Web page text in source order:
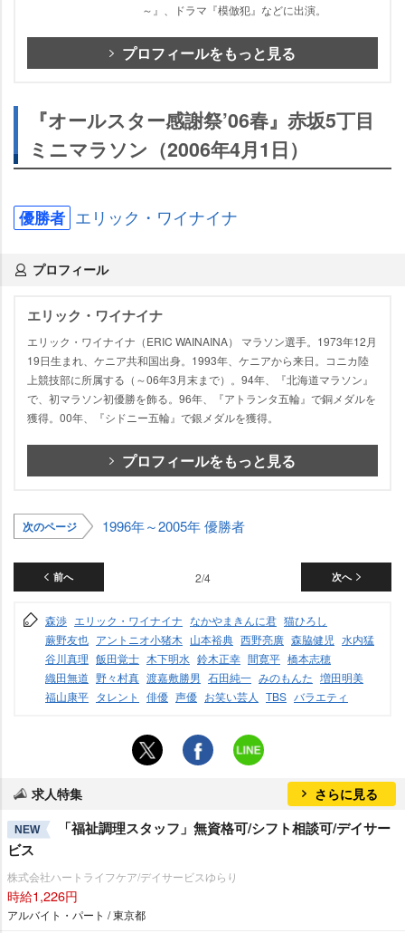
～』、ドラマ『模倣犯』などに出演。
プロフィールをもっと見る
『オールスター感謝祭’06春』赤坂5丁目
ミニマラソン（2006年4月1日）
優勝者 エリック・ワイナイナ
プロフィール
エリック・ワイナイナ
エリック・ワイナイナ（ERIC WAINAINA） マラソン選手。1973年12月
19日生まれ、ケニア共和国出身。1993年、ケニアから来日。コニカ陸
上競技部に所属する（～06年3月末まで）。94年、『北海道マラソン』
で、初マラソン初優勝を飾る。96年、『アトランタ五輪』で銅メダルを
獲得。00年、『シドニー五輪』で銀メダルを獲得。
プロフィールをもっと見る
次のページ 1996年～2005年 優勝者
前へ 次へ
2/4
森渉 エリック・ワイナイナ なかやまきんに君 猫ひろし
蕨野友也 アントニオ小猪木 山本裕典 西野亮廣 森脇健児 水内猛
谷川真理 飯田覚士 木下明水 鈴木正幸 間寛平 橋本志穂
織田無道 野々村真 渡嘉敷勝男 石田純一 みのもんた 増田明美
福山康平 タレント 俳優 声優 お笑い芸人 TBS バラエティ
求人特集 さらに見る
NEW
「福祉調理スタッフ」無資格可/シフト相談可/デイサー
ビス
株式会社ハートライフケア/デイサービスゆらり
時給1,226円
アルバイト・パート / 東京都